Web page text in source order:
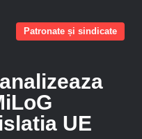
Patronate și sindicate
UE